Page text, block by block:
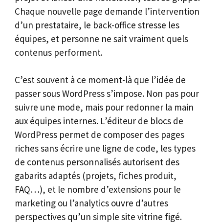
Chaque nouvelle page demande l’intervention
d’un prestataire, le back-office stresse les
équipes, et personne ne sait vraiment quels
contenus performent.
C’est souvent à ce moment-là que l’idée de
passer sous WordPress s’impose. Non pas pour
suivre une mode, mais pour redonner la main
aux équipes internes. L’éditeur de blocs de
WordPress permet de composer des pages
riches sans écrire une ligne de code, les types
de contenus personnalisés autorisent des
gabarits adaptés (projets, fiches produit,
FAQ…), et le nombre d’extensions pour le
marketing ou l’analytics ouvre d’autres
perspectives qu’un simple site vitrine figé.